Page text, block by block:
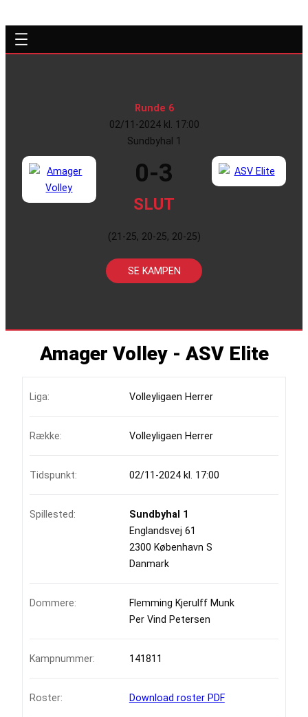
Runde 6
02/11-2024 kl. 17:00
Sundbyhal 1
0-3
SLUT
(21-25, 20-25, 20-25)
SE KAMPEN
Amager Volley - ASV Elite
Liga: Volleyligaen Herrer
Række: Volleyligaen Herrer
Tidspunkt: 02/11-2024 kl. 17:00
Spillested:
Sundbyhal 1
Englandsvej 61
2300 København S
Danmark
Dommere:
Flemming Kjerulff Munk
Per Vind Petersen
Kampnummer: 141811
Roster: Download roster PDF